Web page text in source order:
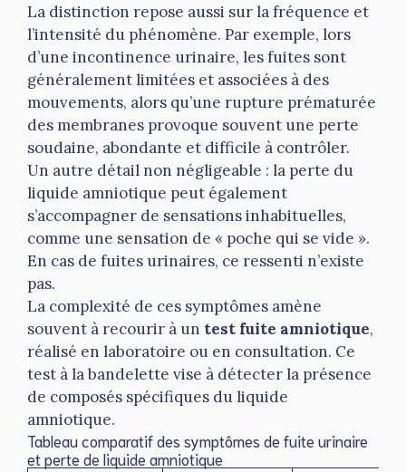
La distinction repose aussi sur la fréquence et
l’intensité du phénomène. Par exemple, lors
d’une incontinence urinaire, les fuites sont
généralement limitées et associées à des
mouvements, alors qu’une rupture prématurée
des membranes provoque souvent une perte
soudaine, abondante et difficile à contrôler.
Un autre détail non négligeable : la perte du
liquide amniotique peut également
s’accompagner de sensations inhabituelles,
comme une sensation de « poche qui se vide ».
En cas de fuites urinaires, ce ressenti n’existe
pas.
La complexité de ces symptômes amène
souvent à recourir à un test fuite amniotique,
réalisé en laboratoire ou en consultation. Ce
test à la bandelette vise à détecter la présence
de composés spécifiques du liquide
amniotique.
Tableau comparatif des symptômes de fuite urinaire
et perte de liquide amniotique